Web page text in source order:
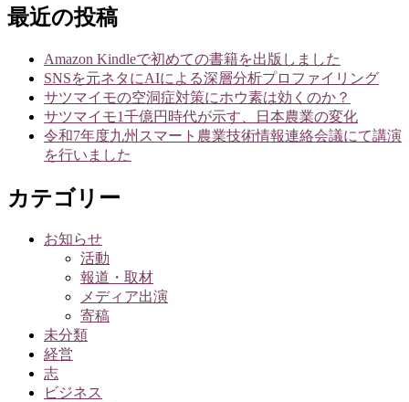
ゲ
最近の投稿
Amazon Kindleで初めての書籍を出版しました
SNSを元ネタにAIによる深層分析プロファイリング
サツマイモの空洞症対策にホウ素は効くのか？
サツマイモ1千億円時代が示す、日本農業の変化
令和7年度九州スマート農業技術情報連絡会議にて講演
を行いました
カテゴリー
お知らせ
活動
報道・取材
メディア出演
寄稿
未分類
経営
志
ビジネス